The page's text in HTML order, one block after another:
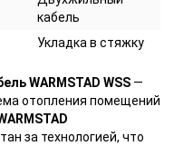
кабель
Укладка в стяжку
WARMSTAD WSS —
отопления помещений
за технологией, что